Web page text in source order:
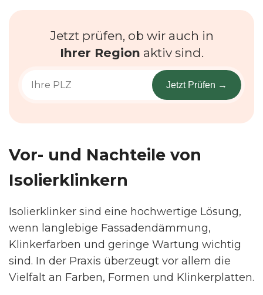
Jetzt prüfen, ob wir auch in
Ihrer Region aktiv sind.
Jetzt Prüfen →
Vor- und Nachteile von
Isolierklinkern
Isolierklinker sind eine hochwertige Lösung,
wenn langlebige Fassadendämmung,
Klinkerfarben und geringe Wartung wichtig
sind. In der Praxis überzeugt vor allem die
Vielfalt an Farben, Formen und Klinkerplatten.